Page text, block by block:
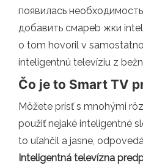
появилась
добавить смарeb жки
o tom hovoril v
inteligentnú televíziu z
Čo je to Smart TV
Môžete prísť s mnohými
použiť nejaké inteligentné
to uľahčil a jasne,
Inteligentná televízna